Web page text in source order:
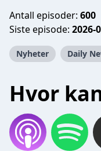
Antall episoder: 600
Siste episode: 2026-
Nyheter Daily
Hvor